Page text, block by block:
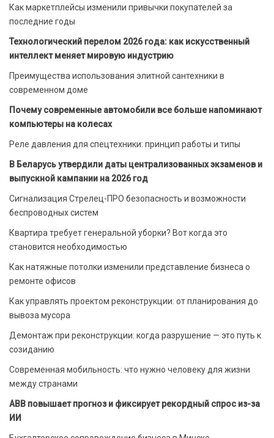
Как маркетплейсы изменили привычки покупателей за
последние годы
Технологический перелом 2026 года: как искусственный
интеллект меняет мировую индустрию
Преимущества использования элитной сантехники в
современном доме
Почему современные автомобили все больше напоминают
компьютеры на колесах
Реле давления для спецтехники: принцип работы и типы
В Беларусь утвердили даты централизованных экзаменов и
выпускной кампании на 2026 год
Сигнализация Стрелец-ПРО безопасность и возможности
беспроводных систем
Квартира требует генеральной уборки? Вот когда это
становится необходимостью
Как натяжные потолки изменили представление бизнеса о
ремонте офисов
Как управлять проектом реконструкции: от планирования до
вывоза мусора
Демонтаж при реконструкции: когда разрушение — это путь к
созиданию
Современная мобильность: что нужно человеку для жизни
между странами
ABB повышает прогноз и фиксирует рекордный спрос из-за
ИИ